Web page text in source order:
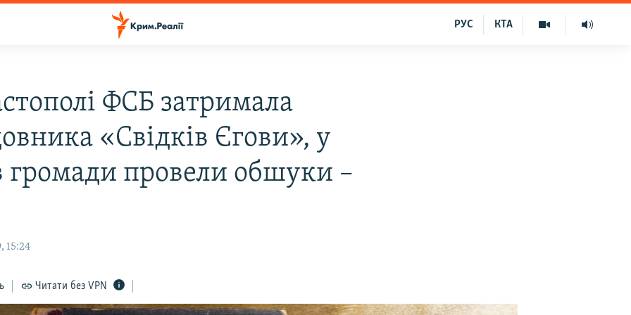
КТА
РУС
ФСБ затримала
«Свідків Єгови», у
громади провели обшуки –
15:24
Читати без VPN